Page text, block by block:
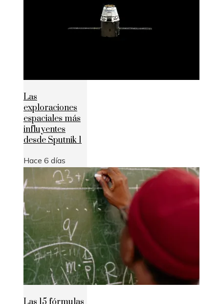
Las
exploraciones
espaciales más
influyentes
desde Sputnik 1
Hace 6 días